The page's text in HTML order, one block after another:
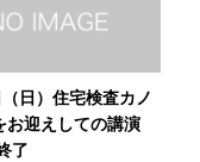
日）住宅検査カノ
お迎えしての講演
了